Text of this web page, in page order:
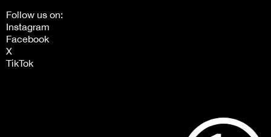
Follow us on:
Instagram
Facebook
X
TikTok